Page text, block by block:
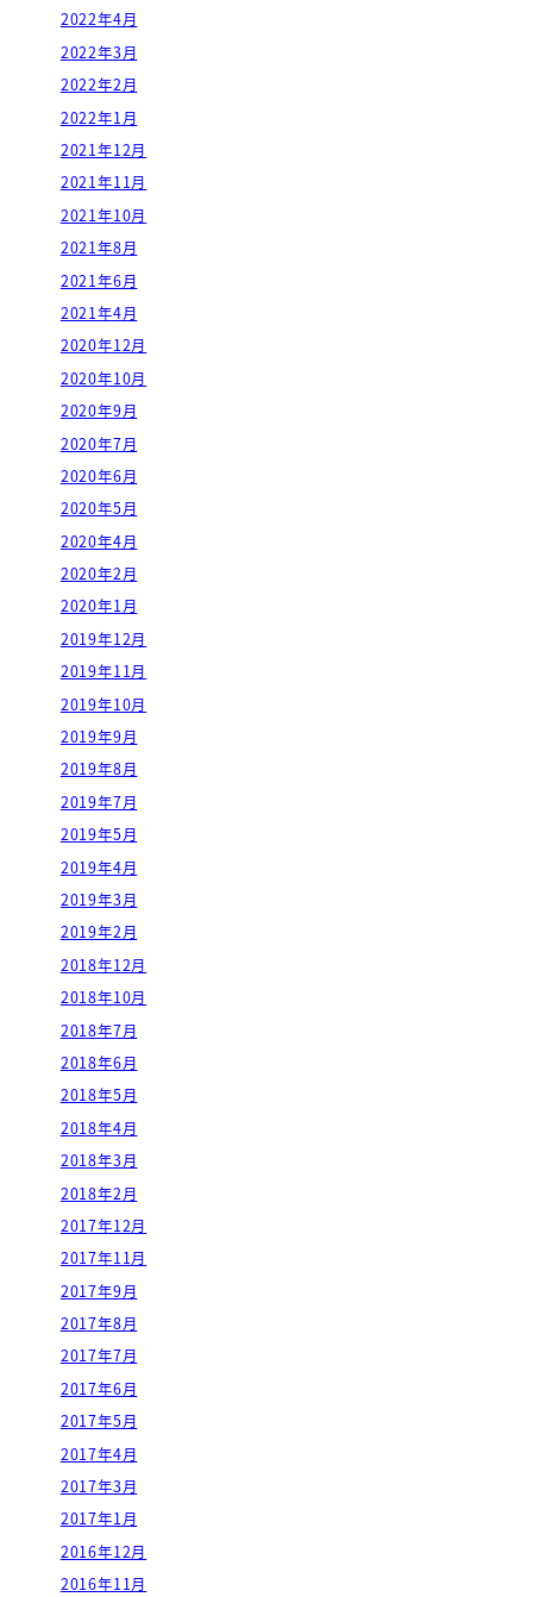
2022年4月
2022年3月
2022年2月
2022年1月
2021年12月
2021年11月
2021年10月
2021年8月
2021年6月
2021年4月
2020年12月
2020年10月
2020年9月
2020年7月
2020年6月
2020年5月
2020年4月
2020年2月
2020年1月
2019年12月
2019年11月
2019年10月
2019年9月
2019年8月
2019年7月
2019年5月
2019年4月
2019年3月
2019年2月
2018年12月
2018年10月
2018年7月
2018年6月
2018年5月
2018年4月
2018年3月
2018年2月
2017年12月
2017年11月
2017年9月
2017年8月
2017年7月
2017年6月
2017年5月
2017年4月
2017年3月
2017年1月
2016年12月
2016年11月